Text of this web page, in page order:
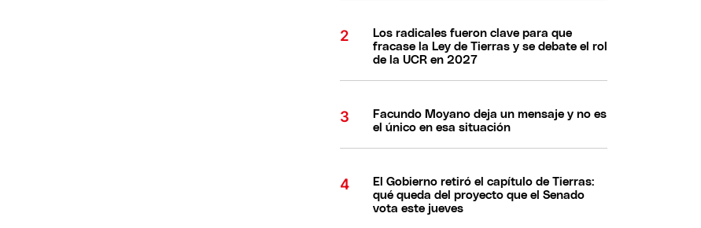
Los radicales fueron clave para que
fracase la Ley de Tierras y se debate el rol
de la UCR en 2027
Facundo Moyano deja un mensaje y no es
el único en esa situación
El Gobierno retiró el capítulo de Tierras:
qué queda del proyecto que el Senado
vota este jueves